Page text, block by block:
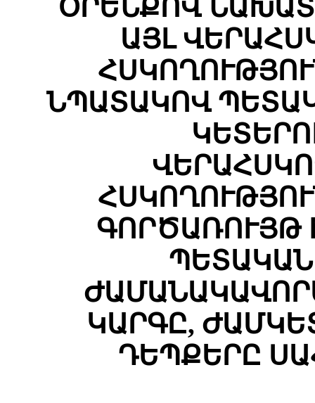
ՕՐԵՆՔՈՎ
ԱՅԼ
ՆՊԱՏԱԿՈՎ
ԳՈՐԾԱՌՈՒՅԹ
ԿԱՐԳԸ,
ԴԵՊՔԵՐԸ